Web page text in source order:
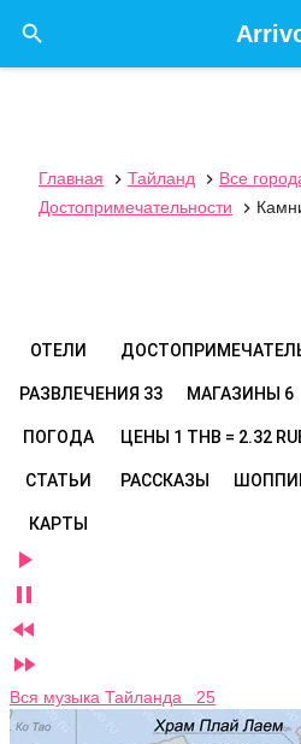

Главная  Тайланд  Все
Достопримечательности

ОТЕЛИ
РАЗВЛЕЧЕНИЯ 33 МАГАЗИНЫ 6
ПОГОДА ЦЕНЫ 1 THB = 2.32
СТАТЬИ РАССКАЗЫ
КАРТЫ




Вся музыка Тайланда 25